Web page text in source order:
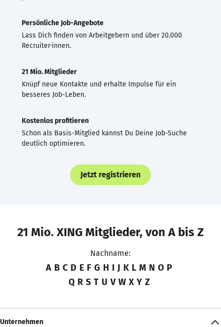
Persönliche Job-Angebote
Lass Dich finden von Arbeitgebern und über 20.000
Recruiter·innen.
21 Mio. Mitglieder
Knüpf neue Kontakte und erhalte Impulse für ein
besseres Job-Leben.
Kostenlos profitieren
Schon als Basis-Mitglied kannst Du Deine Job-Suche
deutlich optimieren.
Jetzt registrieren
21 Mio. XING Mitglieder, von A bis Z
Nachname:
A B C D E F G H I J K L M N O P
Q R S T U V W X Y Z
Unternehmen